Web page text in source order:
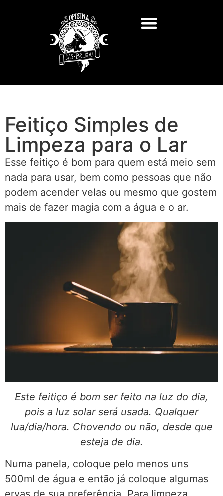
Feitiço Simples de
Limpeza para o Lar
Esse feitiço é bom para quem está meio sem
nada para usar, bem como pessoas que não
podem acender velas ou mesmo que gostem
mais de fazer magia com a água e o ar.
Este feitiço é bom ser feito na luz do dia,
pois a luz solar será usada. Qualquer
lua/dia/hora. Chovendo ou não, desde que
esteja de dia.
Numa panela, coloque pelo menos uns
500ml de água e então já coloque algumas
ervas de sua preferência. Para limpeza,